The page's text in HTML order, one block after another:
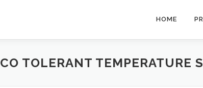
HOME
CO TOLERANT TEMPERATURE